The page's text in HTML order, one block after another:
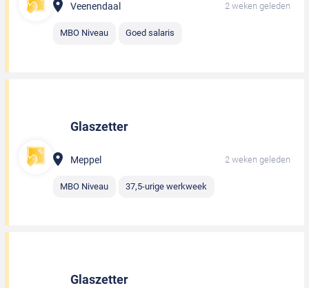
Veenendaal 2 weken geleden
MBO Niveau Goed salaris
Glaszetter
Meppel 2 weken geleden
MBO Niveau 37,5-urige werkweek
Glaszetter